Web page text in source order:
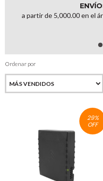
a partir de 5,000.00 en el
Ordenar por
29%
OFF